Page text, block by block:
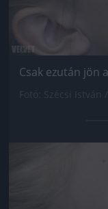
Csak ezután jön